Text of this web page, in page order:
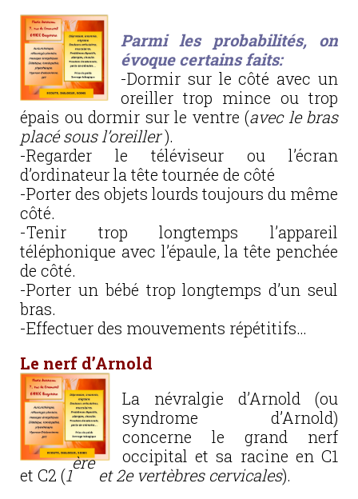
Parmi les probabilités, on
évoque certains faits:
-Dormir sur le côté avec un
oreiller trop mince ou trop
épais ou dormir sur le ventre (avec le bras
placé sous l’oreiller).
-Regarder le téléviseur ou l’écran
d’ordinateur la tête tournée de côté
-Porter des objets lourds toujours du même
côté.
-Tenir trop longtemps l’appareil
téléphonique avec l’épaule, la tête penchée
de côté.
-Porter un bébé trop longtemps d’un seul
bras.
-Effectuer des mouvements répétitifs…
Le nerf d’Arnold
La névralgie d’Arnold (ou
syndrome d’Arnold)
concerne le grand nerf
occipital et sa racine en C1
et C2 (1
ère
et 2e vertèbres cervicales).